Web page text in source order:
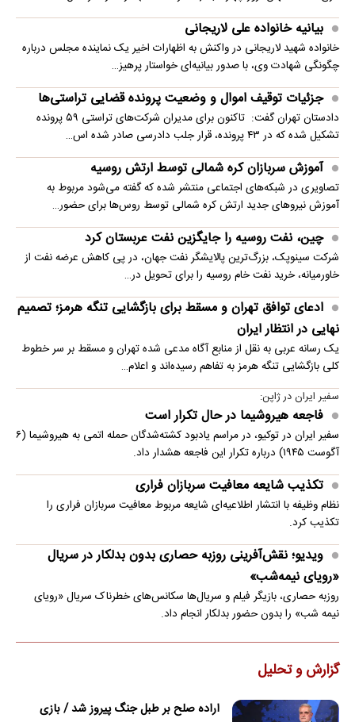
بیانیه خانواده علی لاریجانی
خانواده شهید لاریجانی در واکنش به اظهارات اخیر یک نماینده مجلس درباره
چگونگی شهادت وی، با صدور بیانیه‌ای خواستار پرهیز…
جزئیات توقیف اموال و وضعیت پرونده قضایی تراستی‌ها
دادستان تهران گفت: تاکنون برای مدیران شرکت‌های تراستی ۵۹ پرونده
تشکیل شده که در ۴۳ پرونده، قرار جلب دادرسی صادر شده اس…
آموزش سربازان کره شمالی توسط ارتش روسیه
تصاویری در شبکه‌های اجتماعی منتشر شده که گفته می‌شود مربوط به
آموزش نیروهای جدید ارتش کره شمالی توسط روس‌ها برای حضور…
چین، نفت روسیه را جایگزین نفت عربستان کرد
شرکت سینوپک، بزرگ‌ترین پالایشگر نفت جهان، در پی کاهش عرضه نفت از
خاورمیانه، خرید نفت خام روسیه را برای تحویل در…
ادعای توافق تهران و مسقط برای بازگشایی تنگه هرمز؛ تصمیم
نهایی در انتظار ایران
یک رسانه عربی به نقل از منابع آگاه مدعی شده تهران و مسقط بر سر خطوط
کلی بازگشایی تنگه هرمز به تفاهم رسیده‌اند و اعلام…
سفیر ایران در ژاپن:
فاجعه هیروشیما در حال تکرار است
سفیر ایران در توکیو، در مراسم یادبود کشته‌شدگان حمله اتمی به هیروشیما (۶
آگوست ۱۹۴۵) درباره تکرار این فاجعه هشدار داد.
تکذیب شایعه معافیت سربازان فراری
نظام وظیفه با انتشار اطلاعیه‌ای شایعه مربوط معافیت سربازان فراری را
تکذیب کرد.
ویدیو؛ نقش‌آفرینی روزبه حصاری بدون بدلکار در سریال
«رویای نیمه‌شب»
روزبه حصاری، بازیگر فیلم و سریال‌ها سکانس‌های خطرناک سریال «رویای
نیمه شب» را بدون حضور بدلکار انجام داد.
گزارش و تحلیل
اراده صلح بر طبل جنگ پیروز شد / بازی